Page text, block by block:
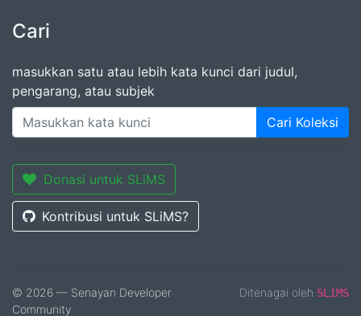
Cari
masukkan satu atau lebih kata kunci dari judul,
pengarang, atau subjek
Cari Koleksi
Donasi untuk SLiMS
Kontribusi untuk SLiMS?
© 2026 — Senayan Developer
Community
Ditenagai oleh SLiMS